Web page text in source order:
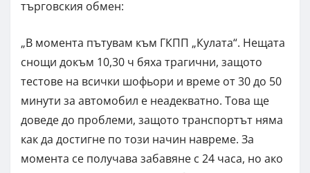
търговския обмен:
„В момента пътувам към ГКПП „Кулата“. Нещата
снощи докъм 10,30 ч бяха трагични, защото
тестове на всички шофьори и време от 30 до 50
минути за автомобил е неадекватно. Това ще
доведе до проблеми, защото транспортът няма
как да достигне по този начин навреме. За
момента се получава забавяне с 24 часа, но ако